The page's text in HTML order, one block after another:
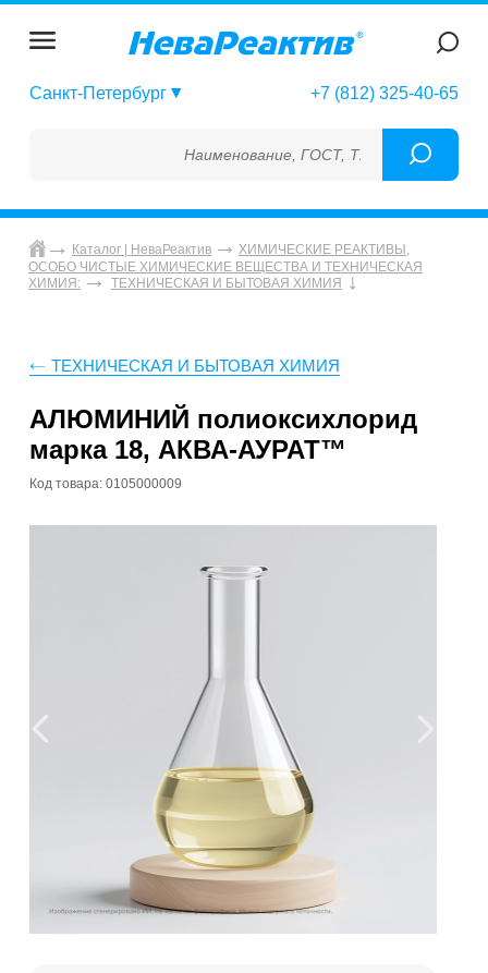
Санкт-Петербург +7 (812) 325-40-65
Наименование, ГОСТ, ТУ, ГСО, МСО, ОСО,
Каталог | НеваРеактив
ХИМИЧЕСКИЕ РЕАКТИВЫ,
ОСОБО ЧИСТЫЕ ХИМИЧЕСКИЕ ВЕЩЕСТВА И ТЕХНИЧЕСКАЯ
ХИМИЯ:
ТЕХНИЧЕСКАЯ И БЫТОВАЯ ХИМИЯ
ТЕХНИЧЕСКАЯ И БЫТОВАЯ ХИМИЯ
АЛЮМИНИЙ полиоксихлорид
марка 18, АКВА-АУРАТ™
Код товара: 0105000009